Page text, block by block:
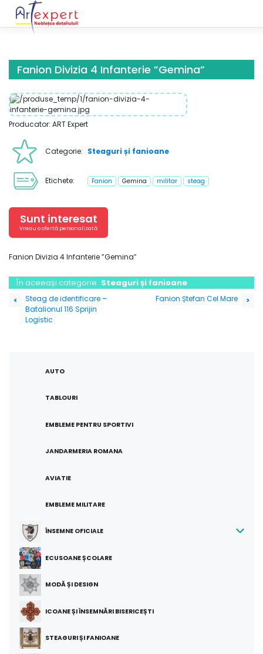
Fanion Divizia 4 Infanterie ”Gemina”
Producator: ART Expert
Categorie: Steaguri și fanioane
Etichete: Fanion Gemina militar steag
Sunt interesat
Vreau o ofertă personalizată
Fanion Divizia 4 Infanterie ”Gemina”
În aceeași categorie Steaguri și fanioane
Navigare
Fanion Ștefan Cel Mare >
<
Steag de identificare –
Batalionul 116 Sprijin
Logistic
AUTO
TABLOURI
EMBLEME PENTRU SPORTIVI
JANDARMERIA ROMANA
AVIATIE
EMBLEME MILITARE
ÎNSEMNE OFICIALE
ECUSOANE ȘCOLARE
MODĂ ȘI DESIGN
ICOANE ȘI ÎNSEMNĂRI BISERICEȘTI
STEAGURI ȘI FANIOANE